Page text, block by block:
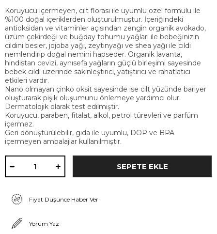
Koruyucu içermeyen, cilt florası ile uyumlu özel formülü ile
%100 doğal içeriklerden oluşturulmuştur. İçeriğindeki
antioksidan ve vitaminler açısından zengin organik avokado,
üzüm çekirdeği ve buğday tohumu yağları ile bebeğinizin
cildini besler, jojoba yağı, zeytinyağı ve shea yağı ile cildi
nemlendirip doğal nemini hapseder. Organik lavanta,
hindistan cevizi, aynısefa yağların güçlü birleşimi sayesinde
bebek cildi üzerinde sakinleştirici, yatıştırıcı ve rahatlatıcı
etkileri vardır.
Nano olmayan çinko oksit sayesinde ise cilt yüzünde bariyer
oluşturarak pişik oluşumunu önlemeye yardımcı olur.
Dermatolojik olarak test edilmiştir.
Koruyucu, paraben, fitalat, alkol, petrol türevleri ve parfüm
içermez.
Geri dönüştürülebilir, gıda ile uyumlu, DOP ve BPA
içermeyen ambalajlar kullanılmıştır.
Fiyat Düşünce Haber Ver
Yorum Yaz